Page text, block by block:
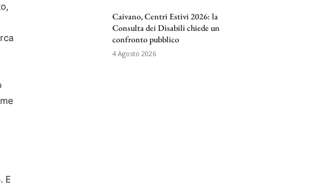
E
Caivano, Centri Estivi 2026: la
Consulta dei Disabili chiede un
confronto pubblico
4 Agosto 2026